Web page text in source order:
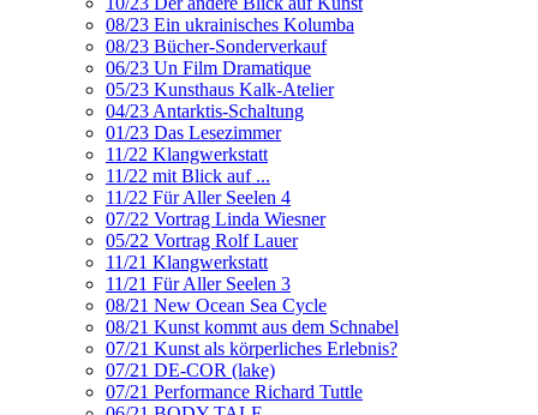
08/23 Ein ukrainisches Kolumba
08/23 Bücher-Sonderverkauf
06/23 Un Film Dramatique
05/23 Kunsthaus Kalk-Atelier
04/23 Antarktis-Schaltung
01/23 Das Lesezimmer
11/22 Klangwerkstatt
11/22 mit Blick auf ...
11/22 Für Aller Seelen 4
07/22 Vortrag Linda Wiesner
05/22 Vortrag Rolf Lauer
11/21 Klangwerkstatt
11/21 Für Aller Seelen 3
08/21 New Ocean Sea Cycle
08/21 Kunst kommt aus dem Schnabel
07/21 Kunst als körperliches Erlebnis?
07/21 DE-COR (lake)
07/21 Performance Richard Tuttle